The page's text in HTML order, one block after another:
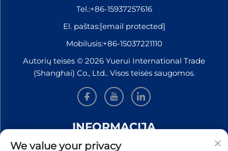
Tel.:+86-15937257616
El. paštas:[email protected]
Mobilusis:+86-15037221110
Autorių teisės © 2026 Yuerui International Trade
(Shanghai) Co., Ltd.. Visos teisės saugomos.
INFORMACIJA
Užsiregistruokite, kad gautumėte mūsų savaitinį
We value your privacy